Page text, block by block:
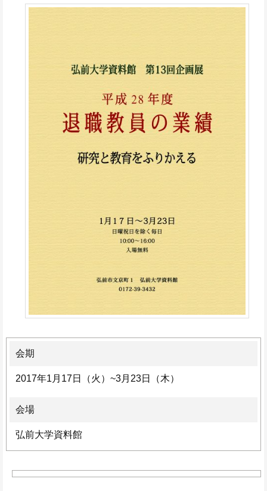
会期
2017年1月17日（火）~3月23日（木）
会場
弘前大学資料館